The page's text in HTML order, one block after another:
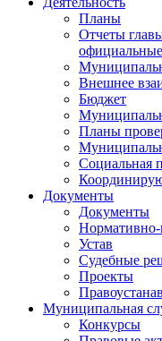
Планы
Отчеты
Внешнее
Бюджет
Планы
Социальная
Документы
Документы
Устав
Судебные
Проекты
Муниципальная
Конкурсы